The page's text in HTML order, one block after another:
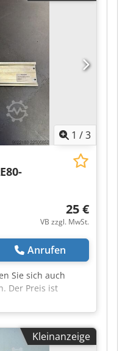
1 /3
25 €
VB zzgl. MwSt.
Anrufen
Sie sich auch
Der Preis ist
Aanerf
Kleinanzeige